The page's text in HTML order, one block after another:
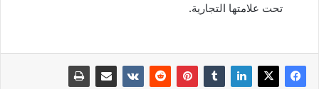
تحت علامتها التجارية.